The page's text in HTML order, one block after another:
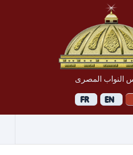
النواب المصرى